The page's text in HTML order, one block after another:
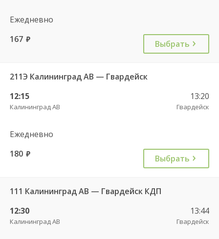
Ежедневно
167 руб. Выбрать
211Э Калининград АВ — Гвардейск
12:15
Калининград АВ
13:20
Гвардейск
Ежедневно
180 руб. Выбрать
111 Калининград АВ — Гвардейск КДП
12:30
Калининград АВ
13:44
Гвардейск